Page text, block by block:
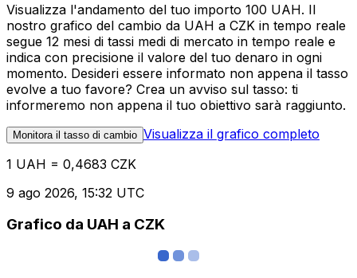
Visualizza l'andamento del tuo importo 100 UAH. Il
nostro grafico del cambio da UAH a CZK in tempo reale
segue 12 mesi di tassi medi di mercato in tempo reale e
indica con precisione il valore del tuo denaro in ogni
momento. Desideri essere informato non appena il tasso
evolve a tuo favore? Crea un avviso sul tasso: ti
informeremo non appena il tuo obiettivo sarà raggiunto.
Monitora il tasso di cambio Visualizza il grafico completo
1 UAH = 0,4683 CZK
9 ago 2026, 15:32 UTC
Grafico da UAH a CZK